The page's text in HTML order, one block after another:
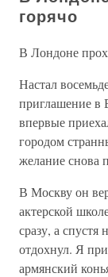
горячо
В Лондоне
Настал
приглашение в
впервые
городом
желание снова
В Москву он
актерской
сразу, а
отдохнул. Я
армянский